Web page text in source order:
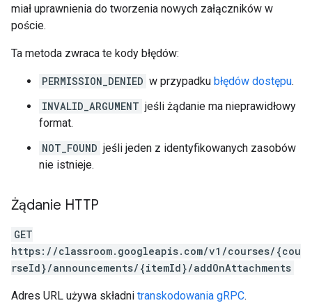
miał uprawnienia do tworzenia nowych załączników w
poście.
Ta metoda zwraca te kody błędów:
PERMISSION_DENIED w przypadku błędów dostępu.
INVALID_ARGUMENT jeśli żądanie ma nieprawidłowy
format.
NOT_FOUND jeśli jeden z identyfikowanych zasobów
nie istnieje.
Żądanie HTTP
GET
https://classroom.googleapis.com/v1/courses/{cou
rseId}/announcements/{itemId}/addOnAttachments
Adres URL używa składni transkodowania gRPC.